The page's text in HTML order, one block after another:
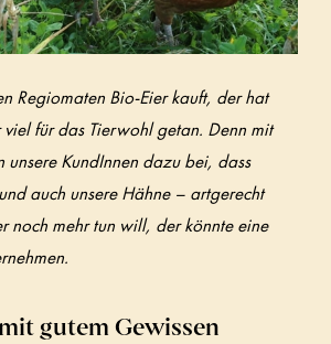
Regiomaten Bio-Eier kauft, der hat
viel für das Tierwohl getan. Denn mit
unsere KundInnen dazu bei, dass
auch unsere Hähne – artgerecht
noch mehr tun will, der könnte eine
gutem Gewissen